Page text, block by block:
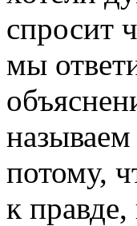
спросит
мы
потому,
к правде,